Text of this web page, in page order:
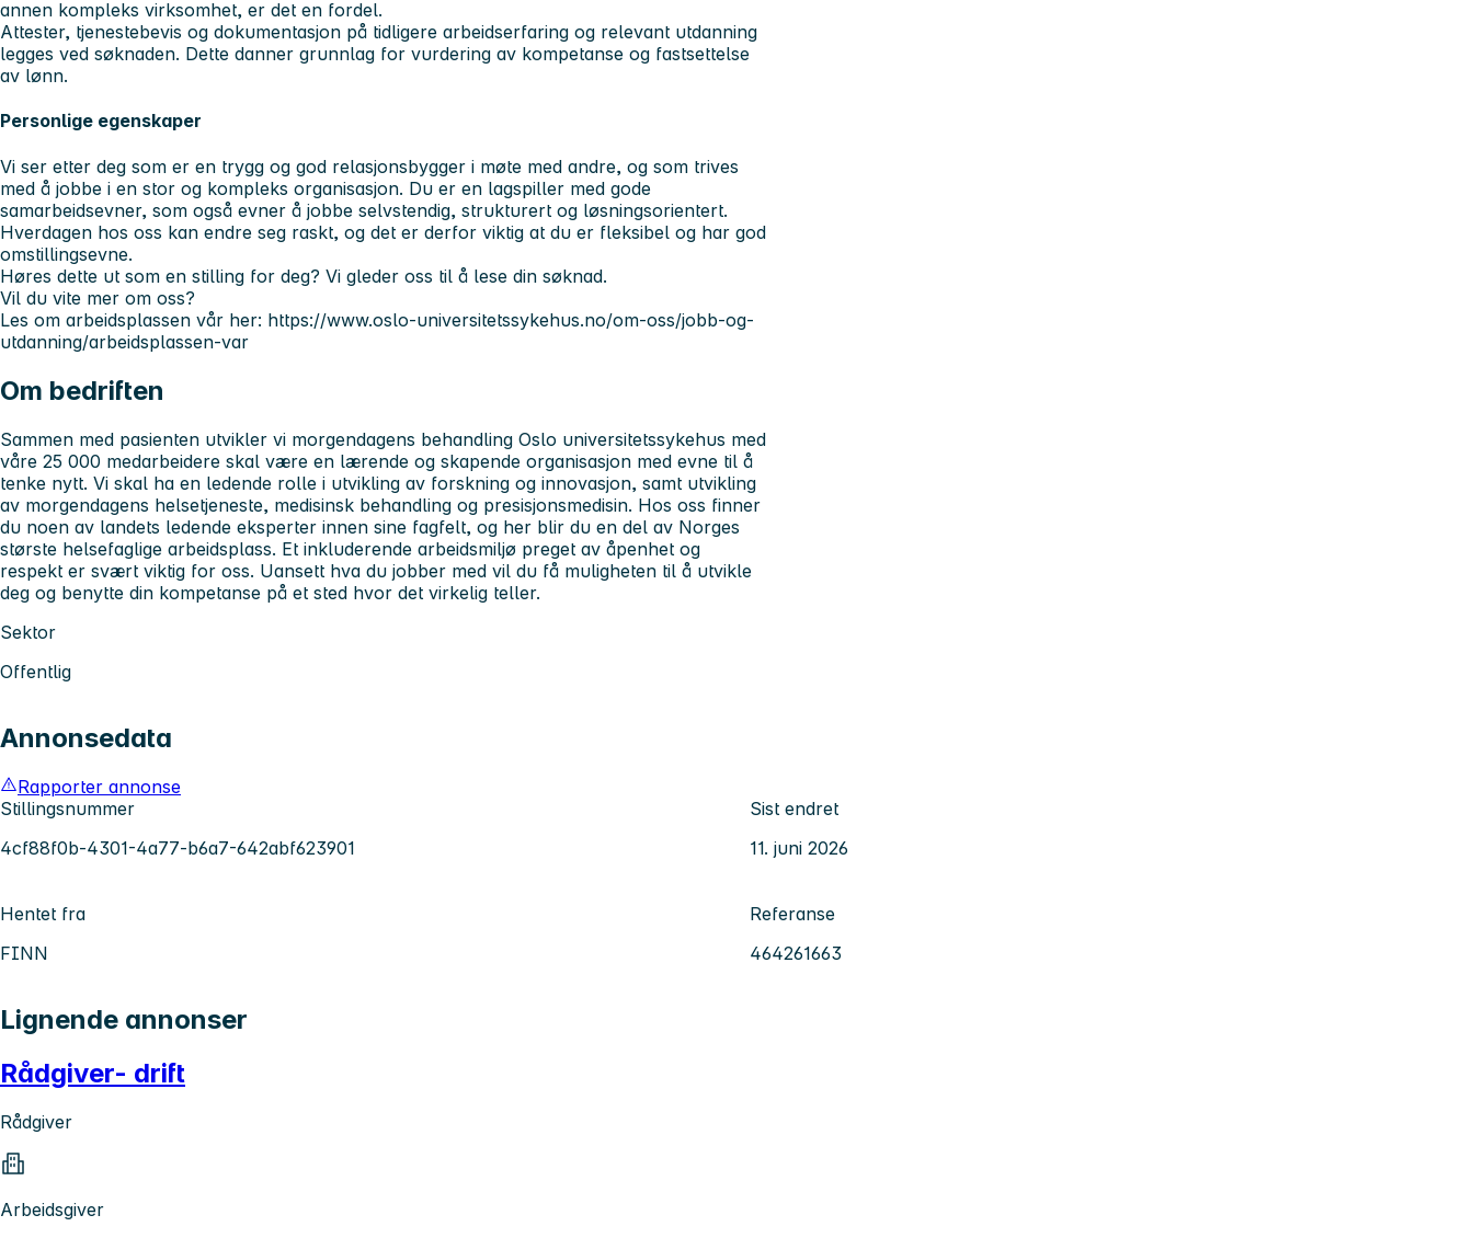
annen kompleks virksomhet, er det en fordel.
Attester, tjenestebevis og dokumentasjon på tidligere arbeidserfaring og relevant utdanning
legges ved søknaden. Dette danner grunnlag for vurdering av kompetanse og fastsettelse
av lønn.
Personlige egenskaper
Vi ser etter deg som er en trygg og god relasjonsbygger i møte med andre, og som trives
med å jobbe i en stor og kompleks organisasjon. Du er en lagspiller med gode
samarbeidsevner, som også evner å jobbe selvstendig, strukturert og løsningsorientert.
Hverdagen hos oss kan endre seg raskt, og det er derfor viktig at du er fleksibel og har god
omstillingsevne.
Høres dette ut som en stilling for deg? Vi gleder oss til å lese din søknad.
Vil du vite mer om oss?
Les om arbeidsplassen vår her: https://www.oslo-universitetssykehus.no/om-oss/jobb-og-
utdanning/arbeidsplassen-var
Om bedriften
Sammen med pasienten utvikler vi morgendagens behandling Oslo universitetssykehus med
våre 25 000 medarbeidere skal være en lærende og skapende organisasjon med evne til å
tenke nytt. Vi skal ha en ledende rolle i utvikling av forskning og innovasjon, samt utvikling
av morgendagens helsetjeneste, medisinsk behandling og presisjonsmedisin. Hos oss finner
du noen av landets ledende eksperter innen sine fagfelt, og her blir du en del av Norges
største helsefaglige arbeidsplass. Et inkluderende arbeidsmiljø preget av åpenhet og
respekt er svært viktig for oss. Uansett hva du jobber med vil du få muligheten til å utvikle
deg og benytte din kompetanse på et sted hvor det virkelig teller.
Sektor
Offentlig
Annonsedata
Rapporter annonse
Stillingsnummer
4cf88f0b-4301-4a77-b6a7-642abf623901
Sist endret
11. juni 2026
Hentet fra
FINN
Referanse
464261663
Lignende annonser
Rådgiver- drift
Rådgiver
Arbeidsgiver